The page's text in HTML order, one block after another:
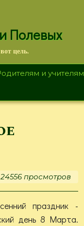
Полевых
цель.
и учителям
24556 просмотров
праздник -
день 8 Марта.